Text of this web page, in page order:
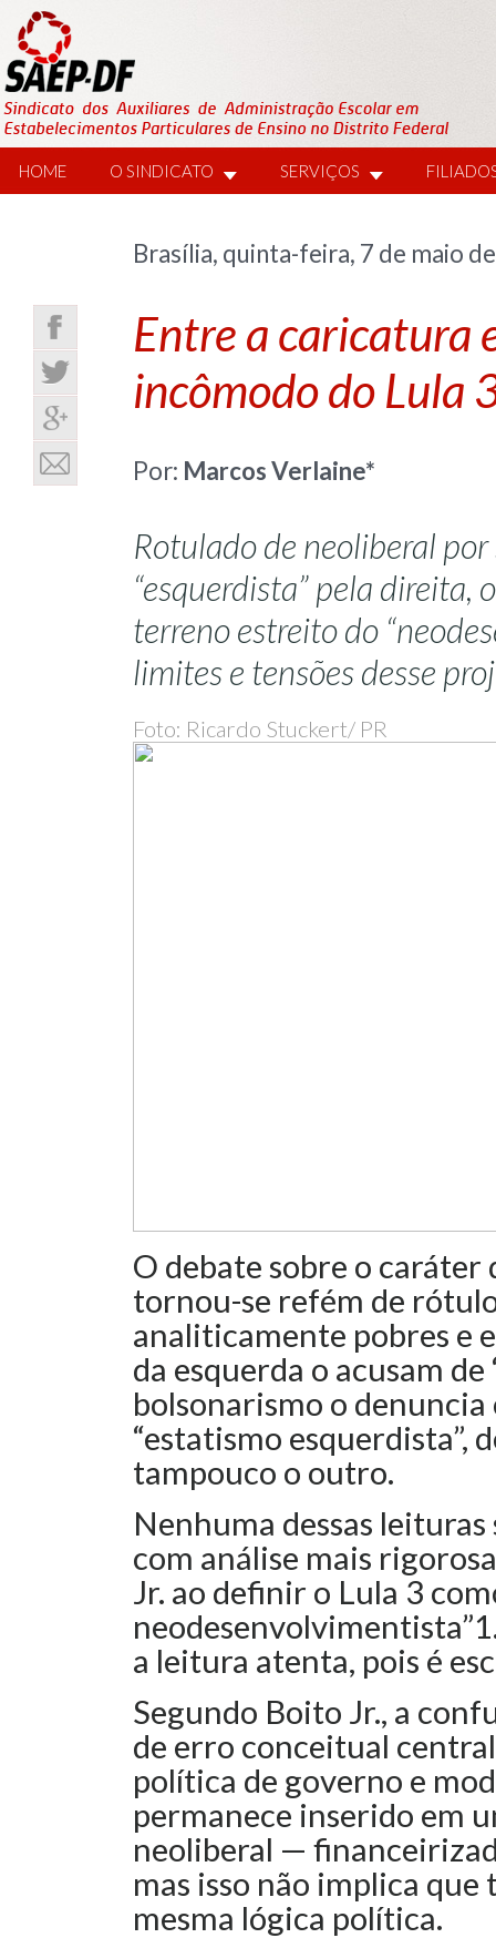
HOME O SINDICATO SERVIÇOS
Brasília, quinta-feira, 7 de maio
Entre a caricatura
incômodo do Lula
Por: Marcos Verlaine*
Rotulado de neoliberal
“esquerdista” pela direita,
terreno estreito do
limites e tensões desse
Foto: Ricardo Stuckert/ PR
O debate sobre o
tornou-se refém de
analiticamente pobres e
da esquerda o acusam
bolsonarismo o denuncia
“estatismo esquerdista”,
tampouco o outro.
Nenhuma dessas
com análise mais
Jr. ao definir o Lula 3
a leitura atenta, pois é
Segundo Boito Jr., a
de erro conceitual
política de governo e
permanece inserido em
neoliberal —
mas isso não implica
mesma lógica política.